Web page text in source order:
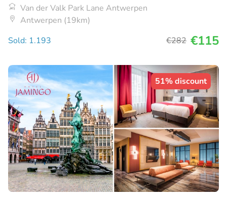
Van der Valk Park Lane Antwerpen
Antwerpen (19km)
Sold: 1.193
€282 €115
51% discount